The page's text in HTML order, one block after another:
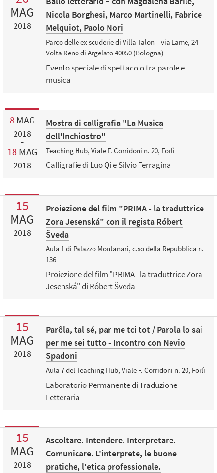
MAG
2018
Nicola Borghesi, Marco Martinelli, Fabrice
Melquiot, Paolo Nori
Parco delle ex scuderie di Villa Talon – via Lame, 24 –
Volta Reno di Argelato 40050 (Bologna)
Evento speciale di spettacolo tra parole e
musica
8 MAG
2018
18 MAG
2018
Mostra di calligrafia "La Musica
dell'Inchiostro"
Teaching Hub, Viale F. Corridoni n. 20, Forlì
Calligrafie di Luo Qi e Silvio Ferragina
15
MAG
2018
Proiezione del film "PRIMA - la traduttrice
Zora Jesenská" con il regista Róbert
Šveda
Aula 1 di Palazzo Montanari, c.so della Repubblica n.
136
Proiezione del film "PRIMA - la traduttrice Zora
Jesenská" di Róbert Šveda
15
MAG
2018
Parôla, tal sé, par me tci tot / Parola lo sai
per me sei tutto - Incontro con Nevio
Spadoni
Aula 7 del Teaching Hub, Viale F. Corridoni n. 20, Forlì
Laboratorio Permanente di Traduzione
Letteraria
15
MAG
2018
Ascoltare. Intendere. Interpretare.
Comunicare. L'interprete, le buone
pratiche, l'etica professionale.